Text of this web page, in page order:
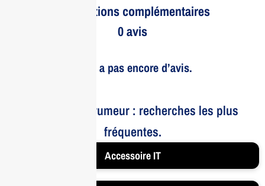
Informations complémentaires
0 avis
Il n’y a pas encore d’avis.
Le bruit et la rumeur : recherches les plus
fréquentes.
Accessoire IT